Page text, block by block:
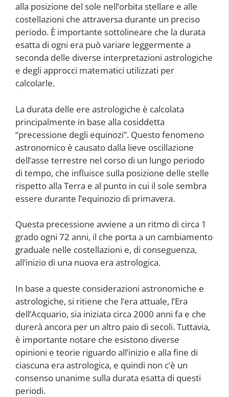
alla posizione del sole nell’orbita stellare e alle
costellazioni che attraversa durante un preciso
periodo. È importante sottolineare che la durata
esatta di ogni era può variare leggermente a
seconda delle diverse interpretazioni astrologiche
e degli approcci matematici utilizzati per
calcolarle.
La durata delle ere astrologiche è calcolata
principalmente in base alla cosiddetta
“precessione degli equinozi”. Questo fenomeno
astronomico è causato dalla lieve oscillazione
dell’asse terrestre nel corso di un lungo periodo
di tempo, che influisce sulla posizione delle stelle
rispetto alla Terra e al punto in cui il sole sembra
essere durante l’equinozio di primavera.
Questa precessione avviene a un ritmo di circa 1
grado ogni 72 anni, il che porta a un cambiamento
graduale nelle costellazioni e, di conseguenza,
all’inizio di una nuova era astrologica.
In base a queste considerazioni astronomiche e
astrologiche, si ritiene che l’era attuale, l’Era
dell’Acquario, sia iniziata circa 2000 anni fa e che
durerà ancora per un altro paio di secoli. Tuttavia,
è importante notare che esistono diverse
opinioni e teorie riguardo all’inizio e alla fine di
ciascuna era astrologica, e quindi non c’è un
consenso unanime sulla durata esatta di questi
periodi.